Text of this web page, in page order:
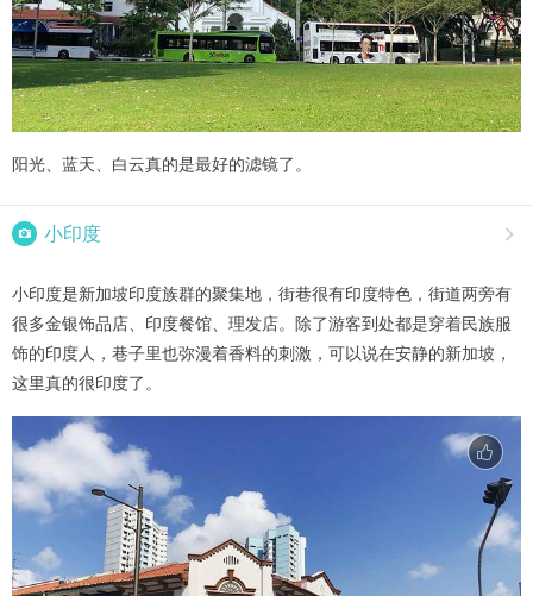
阳光、蓝天、白云真的是最好的滤镜了。
 小印度 
小印度是新加坡印度族群的聚集地，街巷很有印度特色，街道两旁有
很多金银饰品店、印度餐馆、理发店。除了游客到处都是穿着民族服
饰的印度人，巷子里也弥漫着香料的刺激，可以说在安静的新加坡，
这里真的很印度了。